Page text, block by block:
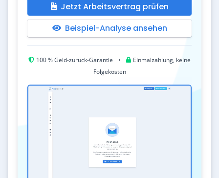
Jetzt Arbeitsvertrag prüfen
Beispiel-Analyse ansehen
100 % Geld-zurück-Garantie •
Einmalzahlung, keine
Folgekosten